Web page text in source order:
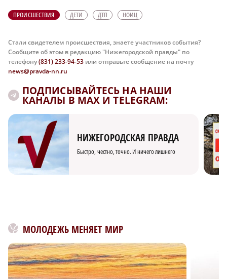
ПРОИСШЕСТВИЯ ДЕТИ ДТП НОИЦ
Стали свидетелем происшествия, знаете участников события?
Сообщите об этом в редакцию "Нижегородской правды" по
телефону(831) 233-94-53 или отправьте сообщение на почту
news@pravda-nn.ru
ПОДПИСЫВАЙТЕСЬ НА НАШИ
КАНАЛЫ В MAX И TELEGRAM:
НИЖЕГОРОДСКАЯ ПРАВДА
Быстро, честно, точно. И ничего лишнего
МОЛОДЕЖЬ МЕНЯЕТ МИР